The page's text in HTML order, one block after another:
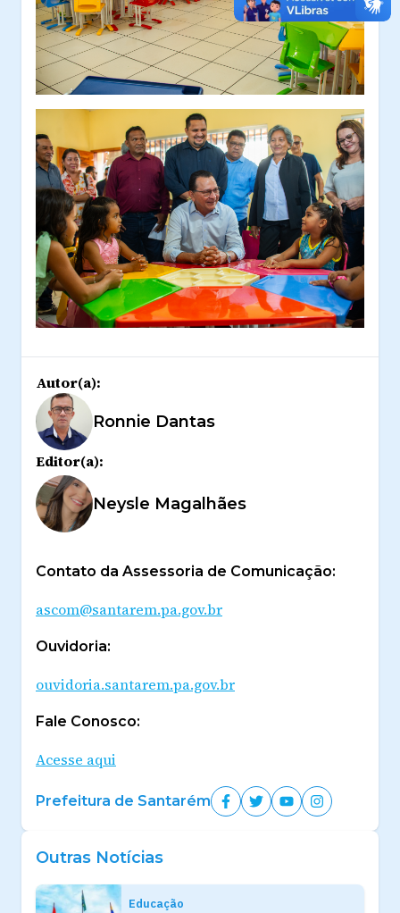
Autor(a):
Ronnie Dantas
Editor(a):
Neysle Magalhães
Contato da Assessoria de Comunicação:
ascom@santarem.pa.gov.br
Ouvidoria:
ouvidoria.santarem.pa.gov.br
Fale Conosco:
Acesse aqui
Prefeitura de Santarém
Outras Notícias
Educação